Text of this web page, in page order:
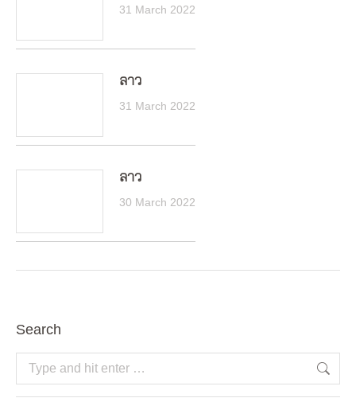
31 March 2022
ลาว
31 March 2022
ลาว
30 March 2022
Search
Search: